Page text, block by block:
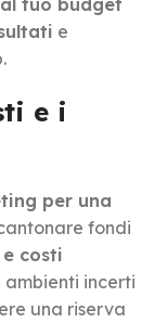
e
e i
per una
fondi
costi
ambienti incerti
una riserva